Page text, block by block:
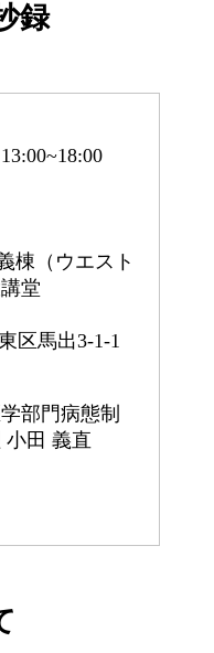
録
13:00~18:00
棟（ウエスト
堂
区馬出3-1-1
部門病態制
小田 義直